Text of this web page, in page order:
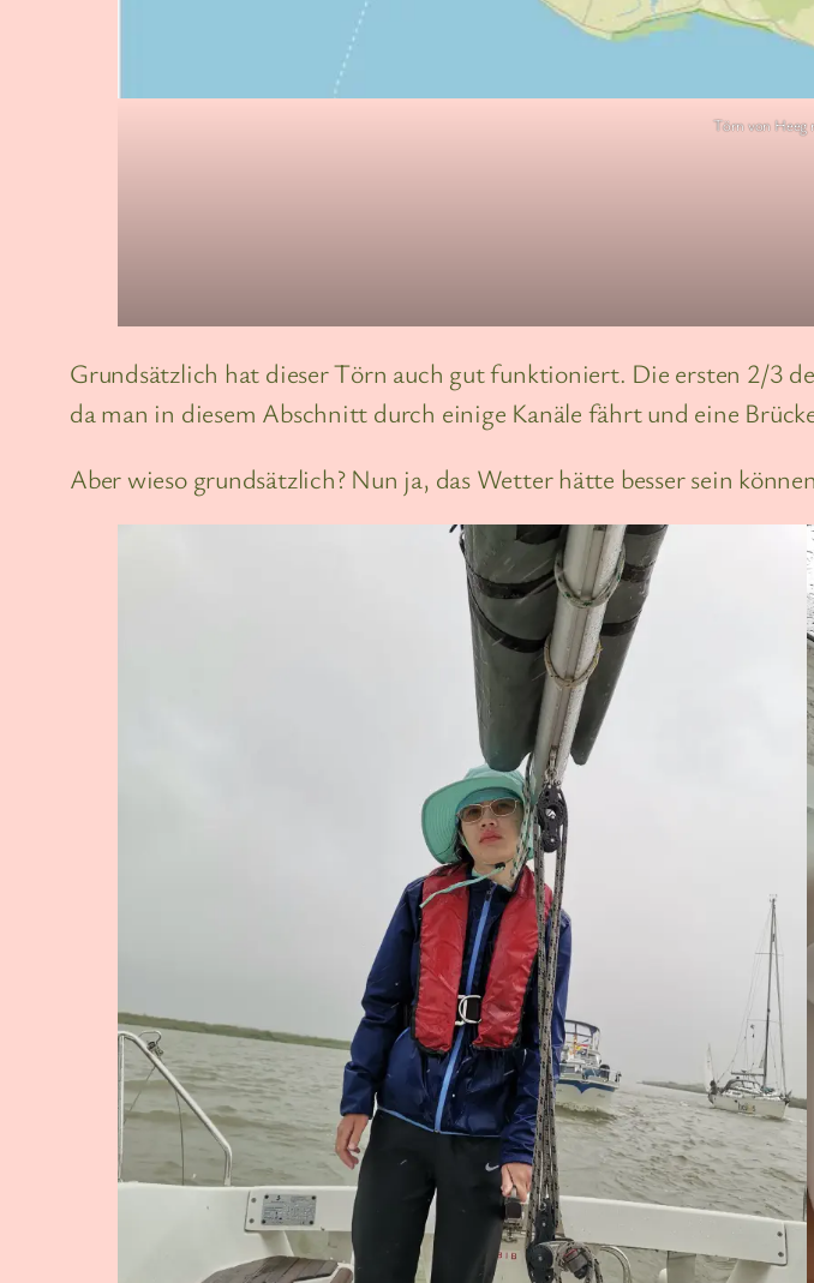
Törn von Heeg
Grundsätzlich hat dieser Törn auch gut funktioniert. Die ersten 2/3
da man in diesem Abschnitt durch einige Kanäle fährt und eine
Aber wieso grundsätzlich? Nun ja, das Wetter hätte besser sein